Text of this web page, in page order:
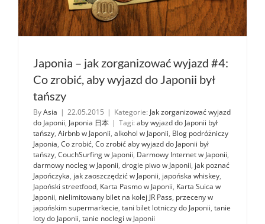
Japonia – jak zorganizować wyjazd #4:
Co zrobić, aby wyjazd do Japonii był
tańszy
ByAsia | 22.05.2015 | Kategorie: Jak zorganizować wyjazd
do Japonii, Japonia 日本 | Tagi: aby wyjazd do Japonii był
tańszy, Airbnb w Japonii, alkohol w Japonii, Blog podróżniczy
Japonia, Co zrobić, Co zrobić aby wyjazd do Japonii był
tańszy, CouchSurfing w Japonii, Darmowy Internet w Japonii,
darmowy nocleg w Japonii, drogie piwo w Japonii, jak poznać
Japończyka, jak zaoszczędzić w Japonii, japońska whiskey,
Japoński streetfood, Karta Pasmo w Japonii, Karta Suica w
Japonii, nielimitowany bilet na kolej JR Pass, przeceny w
japońskim supermarkecie, tani bilet lotniczy do Japonii, tanie
loty do Japonii, tanie noclegi w Japonii